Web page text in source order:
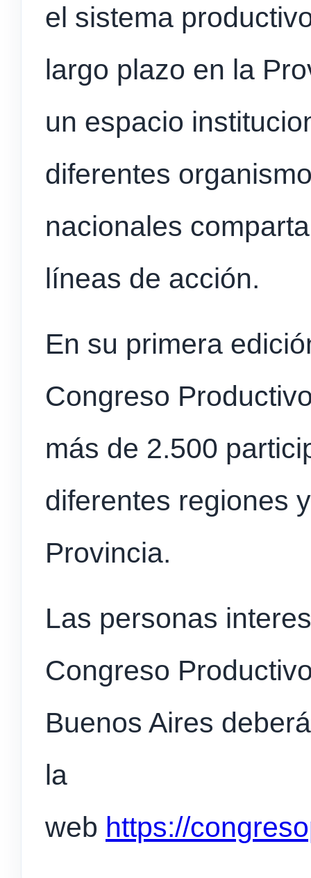
el sistema
largo plazo en la
un espacio
diferentes
nacionales
líneas de acción.
En su primera
Congreso
más de 2.500
diferentes regiones
Provincia.
Las personas
Congreso
Buenos Aires
la
web https://